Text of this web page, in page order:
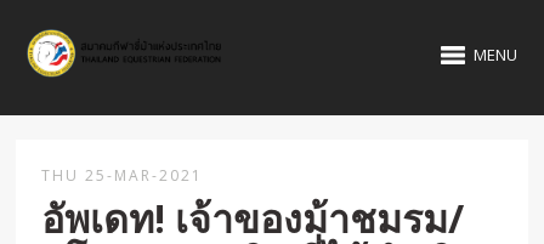
MENU
THU 25-MAR-2021
อัพเดท! เจ้าของม้าชมรม/